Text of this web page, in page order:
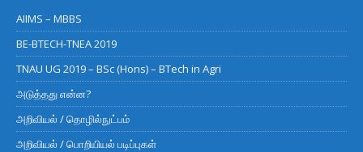
AIIMS – MBBS
BE-BTECH-TNEA 2019
TNAU UG 2019 – BSc (Hons) – BTech in Agri
அடுத்தது என்ன?
அறிவியல் / தொழில்நுட்பம்
அறிவியல் / பொறியியல் படிப்புகள்